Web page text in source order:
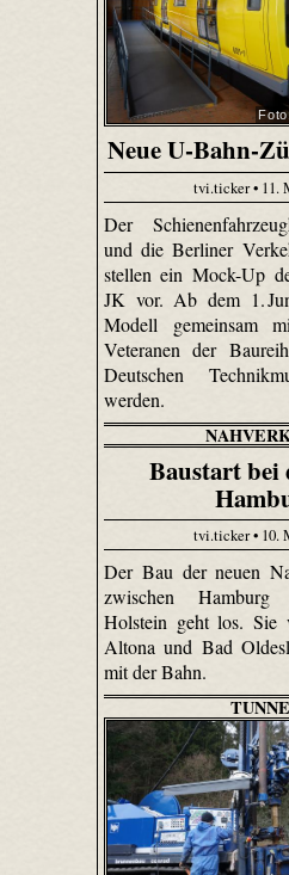
Neue U-Bahn-
tvi.ticker • 11.
Der
und die Berliner
stellen ein Mock-Up
JK vor. Ab dem 1.
Modell gemeinsam
Veteranen der
Deutschen
werden.
Baustart bei
tvi.ticker • 10.
Der Bau der neuen
zwischen
Holstein geht los. Sie
Altona und Bad
mit der Bahn.